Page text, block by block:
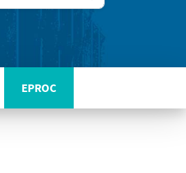
Ir
resultado
EPROC